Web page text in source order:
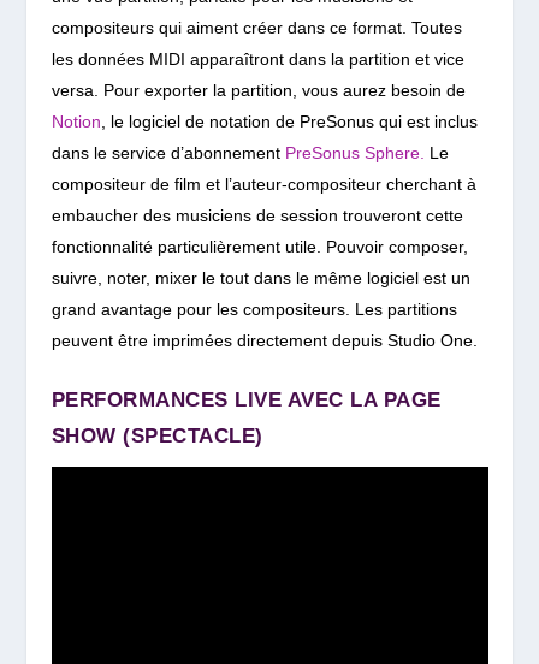
compositeurs qui aiment créer dans ce format. Toutes
les données MIDI apparaîtront dans la partition et vice
versa. Pour exporter la partition, vous aurez besoin de
Notion , le logiciel de notation de PreSonus qui est inclus
dans le service d’abonnement PreSonus Sphere. Le
compositeur de film et l’auteur-compositeur cherchant à
embaucher des musiciens de session trouveront cette
fonctionnalité particulièrement utile. Pouvoir composer,
suivre, noter, mixer le tout dans le même logiciel est un
grand avantage pour les compositeurs. Les partitions
peuvent être imprimées directement depuis Studio One.
PERFORMANCES LIVE AVEC LA PAGE
SHOW (SPECTACLE)